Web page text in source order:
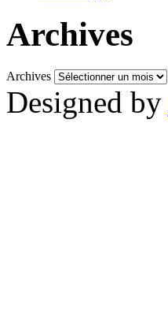
Archives
Archives
Designed by